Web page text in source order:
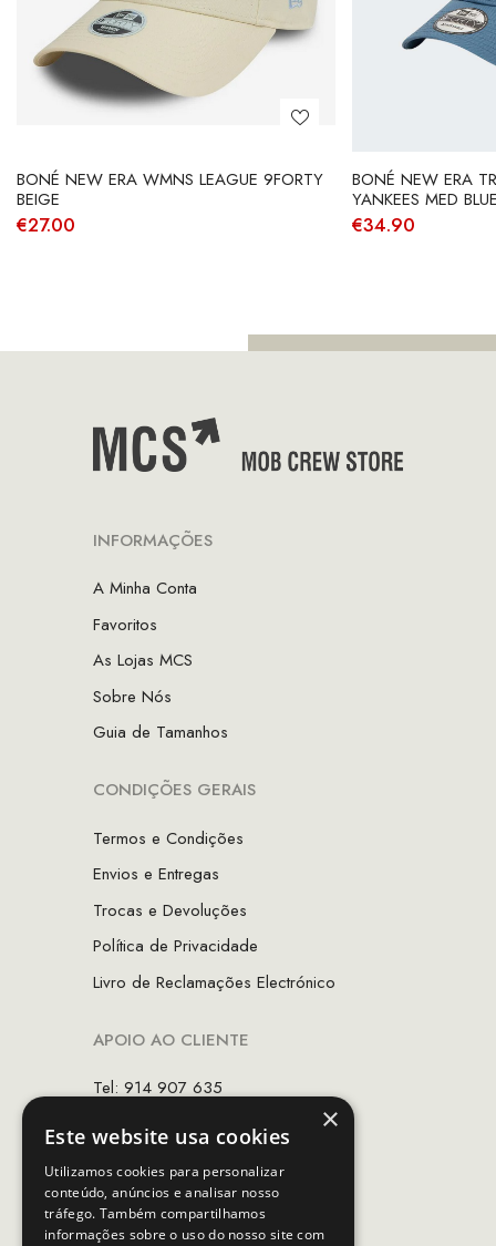
BONÉ NEW ERA WMNS LEAGUE 9FORTY
BEIGE
€27.00
BONÉ NEW ERA
YANKEES MED
€34.90
INFORMAÇÕES
A Minha Conta
Favoritos
As Lojas MCS
Sobre Nós
Guia de Tamanhos
CONDIÇÕES GERAIS
Termos e Condições
Envios e Entregas
Trocas e Devoluções
Política de Privacidade
Livro de Reclamações Electrónico
APOIO AO CLIENTE
Tel: 914 907 635
Horário de contacto:
Dias úteis das 10h as 19h
×
Este website usa cookies
Utilizamos cookies para personalizar
conteúdo, anúncios e analisar nosso
tráfego. Também compartilhamos
informações sobre o uso do nosso site com